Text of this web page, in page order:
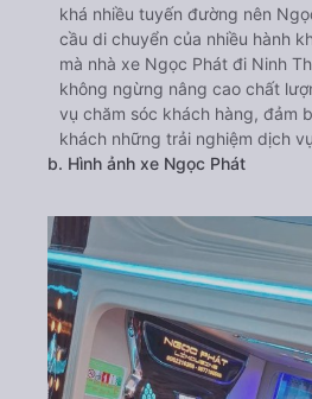
khá nhiều tuyến đường nên
cầu di chuyển của nhiều hành
mà nhà xe Ngọc Phát đi Ninh
không ngừng nâng cao chất
vụ chăm sóc khách hàng, đảm
khách những trải nghiệm dịch
b. Hình ảnh xe Ngọc Phát